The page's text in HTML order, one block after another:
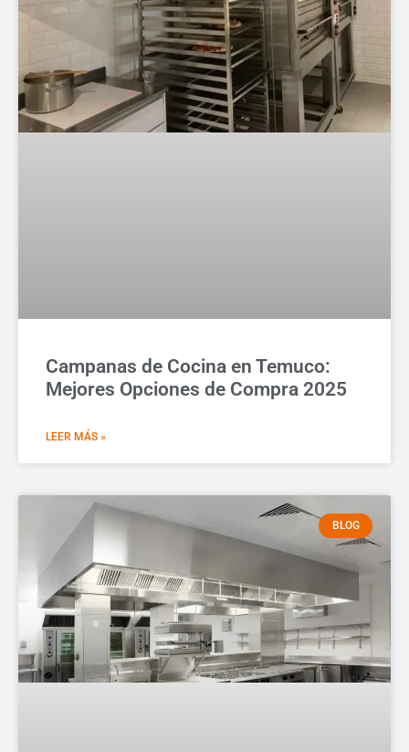
Campanas de Cocina en Temuco:
Mejores Opciones de Compra 2025
LEER MÁS »
BLOG